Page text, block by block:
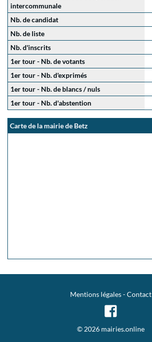
intercommunale
Nb. de candidat
Nb. de liste
Nb. d'inscrits
1er tour - Nb. de votants
1er tour - Nb. d'exprimés
1er tour - Nb. de blancs / nuls
1er tour - Nb. d'abstention
Carte de la mairie de Betz
Mentions légales-Contact
© 2026 mairies.online